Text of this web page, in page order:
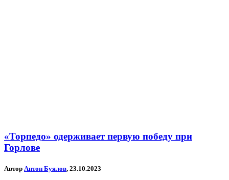
«Торпедо» одерживает первую победу при
Горлове
Автор Антон Буялов, 23.10.2023